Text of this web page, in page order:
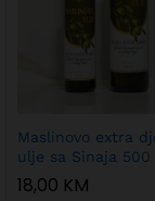
Maslinovo extra
ulje sa Sinaja 500
18,00 KM